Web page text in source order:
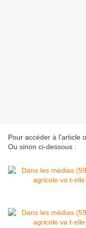
Pour accéder à l'article
Ou sinon ci-dessous :